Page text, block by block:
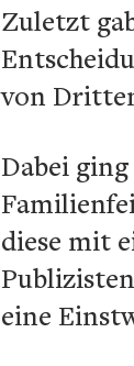
Zuletzt
von
Dabei
diese mit
eine